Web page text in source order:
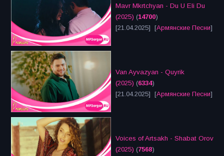
Mavr Mkrtchyan - Du U Eli Du
(2025) (14700)
[21.04.2025] [Армянские Песни]
Van Ayvazyan - Quyrik
(2025) (6334)
[21.04.2025] [Армянские Песни]
Voices of Artsakh - Shabat Orov
(2025) (7568)